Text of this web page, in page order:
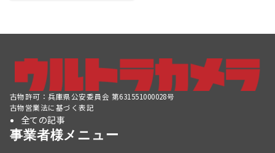
古物許可：兵庫県公安委員会 第631551000028号
古物営業法に基づく表記
全ての記事
事業者様メニュー